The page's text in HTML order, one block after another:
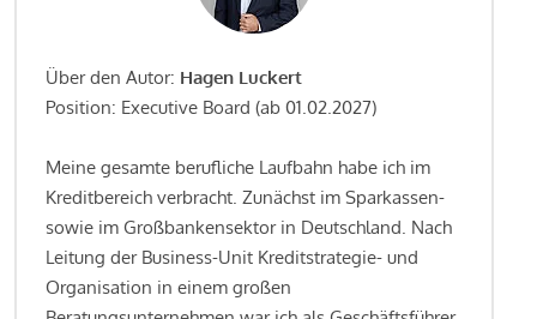
Über den Autor: Hagen Luckert
Position: Executive Board (ab 01.02.2027)
Meine gesamte berufliche Laufbahn habe ich im
Kreditbereich verbracht. Zunächst im Sparkassen-
sowie im Großbankensektor in Deutschland. Nach
Leitung der Business-Unit Kreditstrategie- und
Organisation in einem großen